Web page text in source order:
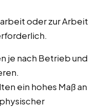
oder zur Arbeit
je nach Betrieb und
ein hohes Maß an